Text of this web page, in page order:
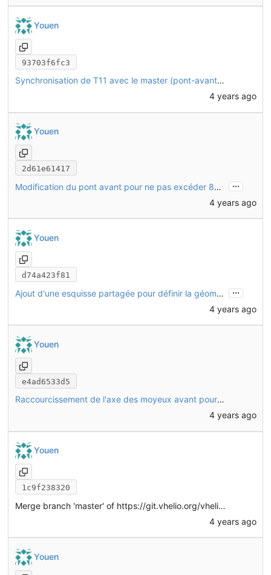
Youen
93703f6fc3
Synchronisation de T11 avec le master (pont-avant) en utilisant des contraintes nommées
4 years ago
Youen
2d61e61417
Modification du pont avant pour ne pas excéder 850mm hors-tout
...
4 years ago
Youen
d74a423f81
Ajout d'une esquisse partagée pour définir la géométrie du pont avant
...
4 years ago
Youen
e4ad6533d5
Raccourcissement de l'axe des moyeux avant pour ne pas cogner dans R02
4 years ago
Youen
1c9f238320
Merge branch 'master' of https://git.vhelio.org/vhelio/vheliotech-freecad
4 years ago
Youen